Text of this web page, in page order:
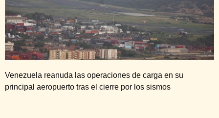
Venezuela reanuda las operaciones de carga en su
principal aeropuerto tras el cierre por los sismos